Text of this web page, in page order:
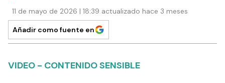
11 de mayo de 2026 | 18:39 actualizado hace 3 meses
Añadir como fuente en
VIDEO - CONTENIDO SENSIBLE